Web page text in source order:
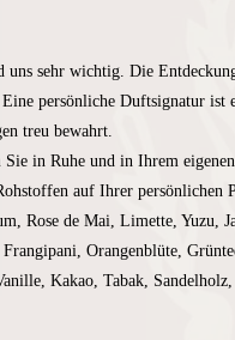
sehr wichtig. Die
persönliche Duftsignatur
treu bewahrt.
in Ruhe und in Ihrem
auf Ihrer
Rose de Mai, Limette, Yuzu,
Orangenblüte,
Kakao, Tabak,